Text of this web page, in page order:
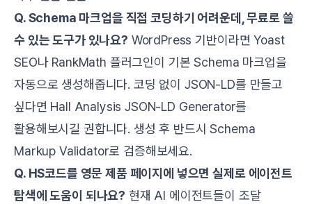
Q. Schema 마크업을 직접 코딩하기 어려운데, 무료로 쓸
수 있는 도구가 있나요? WordPress 기반이라면 Yoast
SEO나 RankMath 플러그인이 기본 Schema 마크업을
자동으로 생성해줍니다. 코딩 없이 JSON-LD를 만들고
싶다면 Hall Analysis JSON-LD Generator를
활용해보시길 권합니다. 생성 후 반드시 Schema
Markup Validator로 검증해보세요.
Q. HS코드를 영문 제품 페이지에 넣으면 실제로 에이전트
탐색에 도움이 되나요? 현재 AI 에이전트들이 조달